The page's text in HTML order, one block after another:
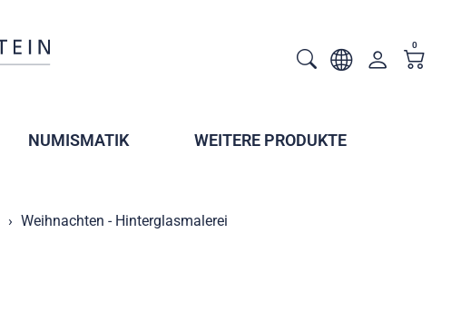
0
NUMISMATIK WEITERE PRODUKTE
Weihnachten - Hinterglasmalerei